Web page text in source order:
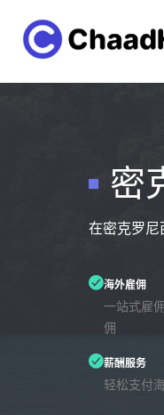
密
在密克罗尼
海外雇佣
一站式雇
佣
薪酬服务
轻松支付